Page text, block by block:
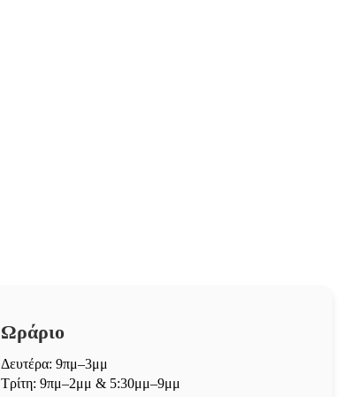
Ωράριο
Δευτέρα: 9πμ–3μμ
Τρίτη: 9πμ–2μμ & 5:30μμ–9μμ